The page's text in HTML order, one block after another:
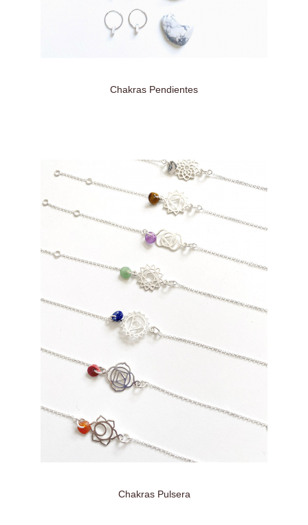
Chakras Pendientes
Chakras Pulsera